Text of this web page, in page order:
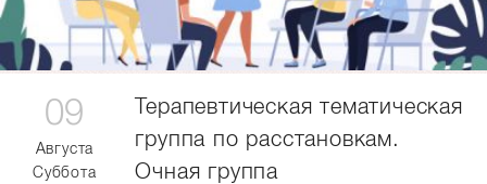
09
Августа
Суббота
Терапевтическая тематическая
группа по расстановкам.
Очная группа